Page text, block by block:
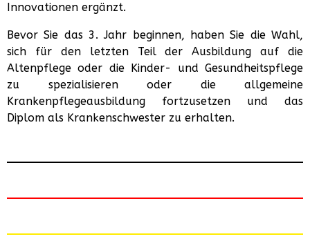
Innovationen ergänzt.
Bevor Sie das 3. Jahr beginnen, haben Sie die Wahl,
sich für den letzten Teil der Ausbildung auf die
Altenpflege oder die Kinder- und Gesundheitspflege
zu spezialisieren oder die allgemeine
Krankenpflegeausbildung fortzusetzen und das
Diplom als Krankenschwester zu erhalten.